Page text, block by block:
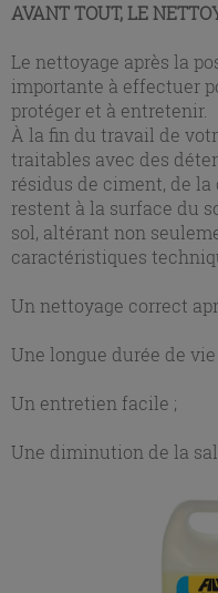
AVANT TOUT, LE
Le nettoyage après la
importante à effectuer
protéger et à entretenir.
À la fin du travail de
traitables avec des
résidus de ciment, de
restent à la surface du
sol, altérant non
caractéristiques
Un nettoyage correct
Une longue durée de
Un entretien facile ;
Une diminution de la